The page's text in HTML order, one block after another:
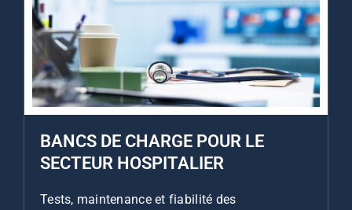
BANCS DE CHARGE POUR LE
SECTEUR HOSPITALIER
Tests, maintenance et fiabilité des